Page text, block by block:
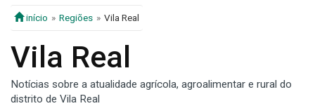
início Regiões Vila Real
Vila Real
Notícias sobre a atualidade agrícola, agroalimentar e rural do
distrito de Vila Real